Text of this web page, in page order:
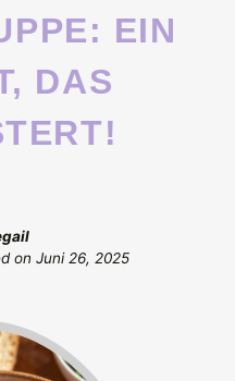
EIN
DAS
on Juni 26, 2025